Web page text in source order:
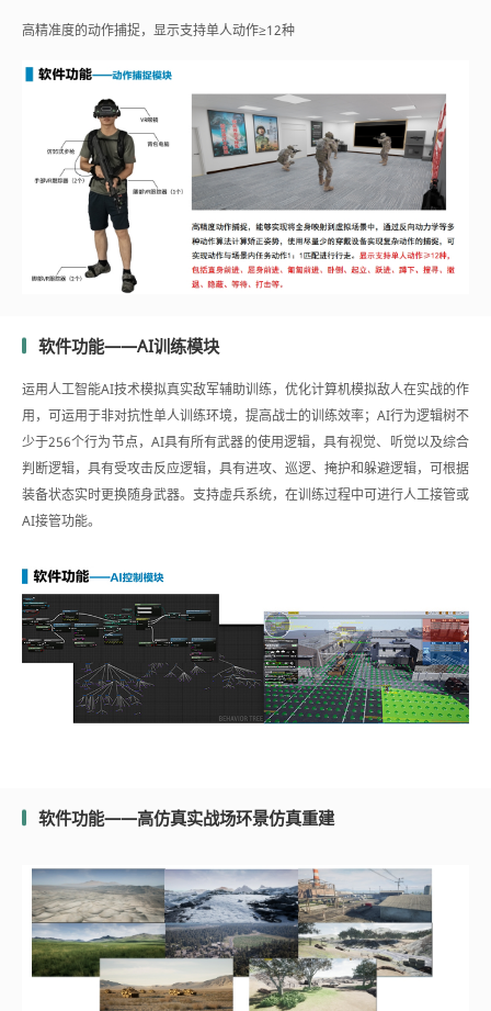
高精准度的动作捕捉，显示支持单人动作≥12种
软件功能——AI训练模块
运用人工智能AI技术模拟真实敌军辅助训练，优化计算机模拟敌人在实战的作
用，可运用于非对抗性单人训练环境，提高战士的训练效率；AI行为逻辑树不
少于256个行为节点，AI具有所有武器的使用逻辑，具有视觉、听觉以及综合
判断逻辑，具有受攻击反应逻辑，具有进攻、巡逻、掩护和躲避逻辑，可根据
装备状态实时更换随身武器。支持虚兵系统，在训练过程中可进行人工接管或
AI接管功能。
软件功能——高仿真实战场环景仿真重建